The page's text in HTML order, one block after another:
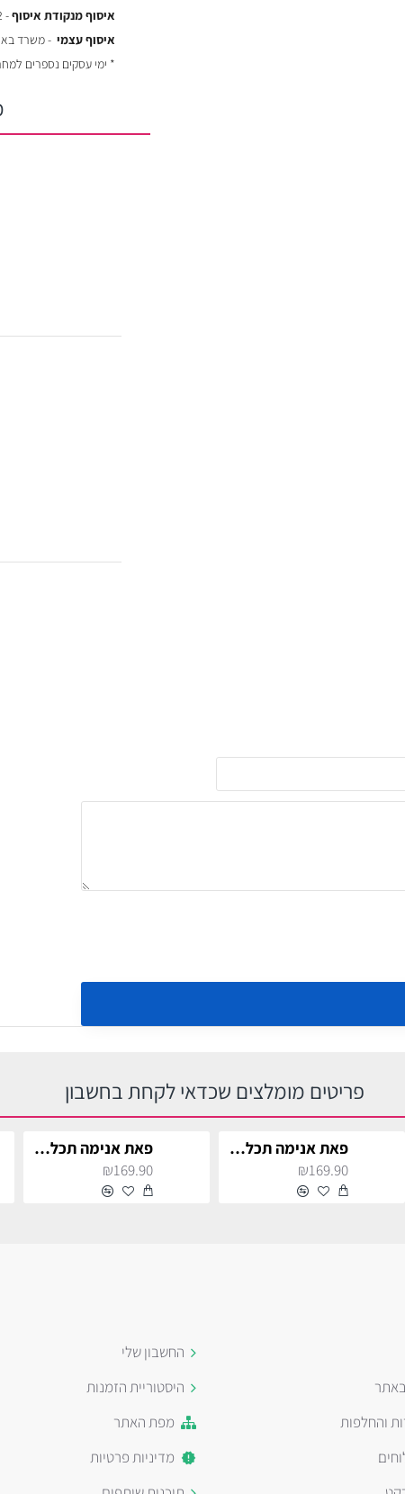
איסוף מנקודת איסוף- 2 עד 4 ימי עסקים - ₪20
איסוף עצמי - משרד באר יעקב
* ימי עסקים נספרים
פריטים מומלצים שכדאי לקחת בחשבון
פאת אנימה תכלת ארוכה
₪169.90
פאת אנימה תכלת ארוכה
₪169.90
והחלפות
החשבון שלי
היסטוריית הזמנות
מפת האתר
מדיניות פרטיות